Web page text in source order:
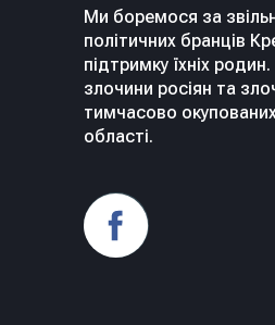
Ми боремося за
політичних бранців
підтримку їхніх
злочини росіян та
тимчасово
області.